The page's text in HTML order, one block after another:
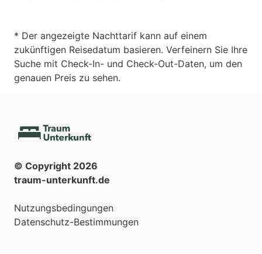
* Der angezeigte Nachttarif kann auf einem
zukünftigen Reisedatum basieren. Verfeinern Sie Ihre
Suche mit Check-In- und Check-Out-Daten, um den
genauen Preis zu sehen.
© Copyright 2026
traum-unterkunft.de
Nutzungsbedingungen
Datenschutz-Bestimmungen